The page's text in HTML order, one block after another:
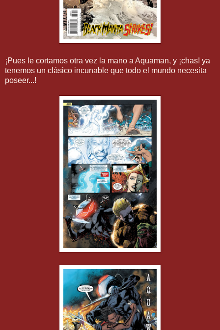
¡Pues le cortamos otra vez la mano a Aquaman, y ¡chas! ya
tenemos un clásico incunable que todo el mundo necesita
poseer...!